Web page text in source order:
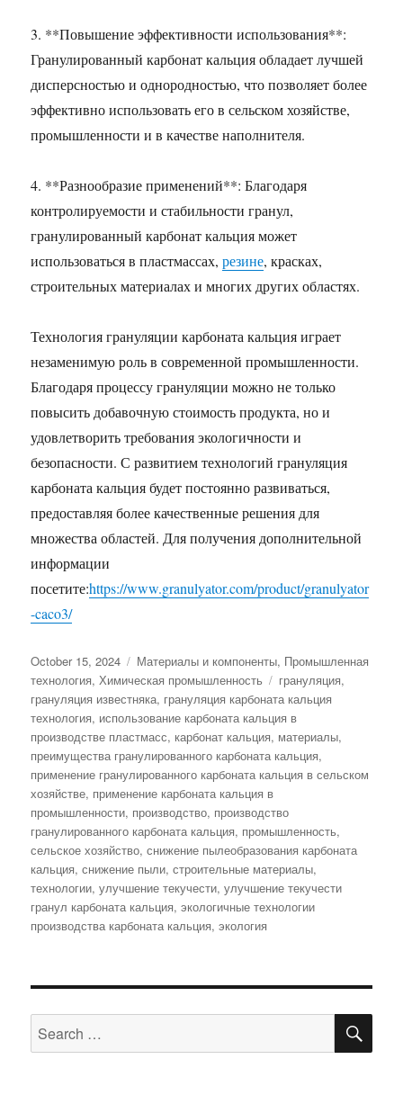
3. **Повышение эффективности использования**:
Гранулированный карбонат кальция обладает лучшей
дисперсностью и однородностью, что позволяет более
эффективно использовать его в сельском хозяйстве,
промышленности и в качестве наполнителя.
4. **Разнообразие применений**: Благодаря
контролируемости и стабильности гранул,
гранулированный карбонат кальция может
использоваться в пластмассах,резине, красках,
строительных материалах и многих других областях.
Технология грануляции карбоната кальция играет
незаменимую роль в современной промышленности.
Благодаря процессу грануляции можно не только
повысить добавочную стоимость продукта, но и
удовлетворить требования экологичности и
безопасности. С развитием технологий грануляция
карбоната кальция будет постоянно развиваться,
предоставляя более качественные решения для
множества областей. Для получения дополнительной
информации
посетите:https://www.granulyator.com/product/granulyator
-caco3/
Posted
on
October 15, 2024 Categories
Материалы и компоненты, Промышленная
технология,Химическая промышленность Tags
грануляция,
грануляция известняка, грануляция карбоната кальция
технология, использование карбоната кальция в
производстве пластмасс, карбонат кальция, материалы,
преимущества гранулированного карбоната кальция,
применение гранулированного карбоната кальция в сельском
хозяйстве, применение карбоната кальция в
промышленности, производство, производство
гранулированного карбоната кальция, промышленность,
сельское хозяйство,снижение пылеобразования карбоната
кальция,снижение пыли,строительные материалы,
технологии,улучшение текучести,улучшение текучести
гранул карбоната кальция,экологичные технологии
производства карбоната кальция,экология
Search
for: